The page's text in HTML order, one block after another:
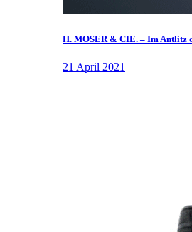
H. MOSER & CIE. – Im Antlitz
21 April 2021